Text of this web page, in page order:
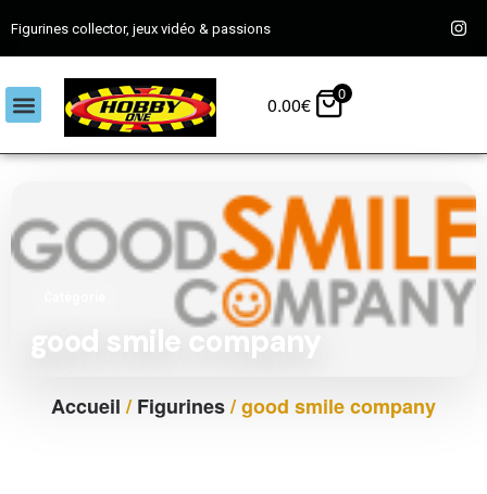
Figurines collector, jeux vidéo & passions
0.00€ 0
good smile company
Accueil /Figurines/ good smile company